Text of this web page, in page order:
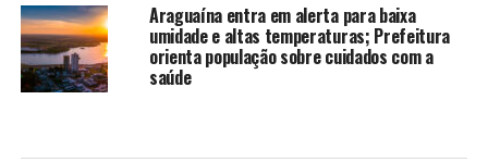
Araguaína entra em alerta para baixa
umidade e altas temperaturas; Prefeitura
orienta população sobre cuidados com a
saúde